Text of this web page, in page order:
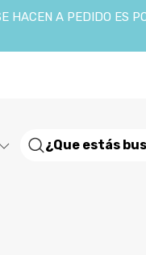
A PEDIDO ES